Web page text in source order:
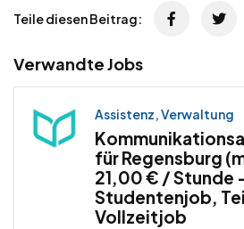
Teile diesen Beitrag:
Verwandte Jobs
Assistenz, Verwaltung
für Regensburg
21,00 € / Stunde
Studentenjob,
Vollzeitjob